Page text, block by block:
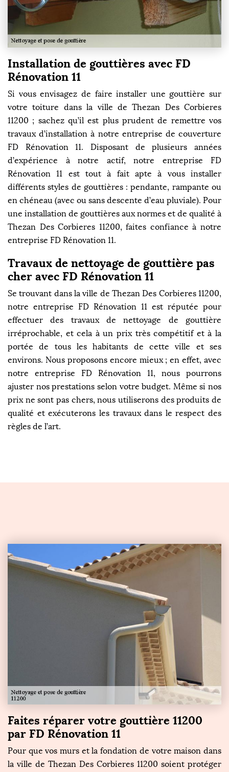
Installation de gouttières avec FD
Rénovation 11
Si vous envisagez de faire installer une gouttière sur
votre toiture dans la ville de Thezan Des Corbieres
11200 ; sachez qu’il est plus prudent de remettre vos
travaux d’installation à notre entreprise de couverture
FD Rénovation 11. Disposant de plusieurs années
d’expérience à notre actif, notre entreprise FD
Rénovation 11 est tout à fait apte à vous installer
différents styles de gouttières : pendante, rampante ou
en chéneau (avec ou sans descente d’eau pluviale). Pour
une installation de gouttières aux normes et de qualité à
Thezan Des Corbieres 11200, faites confiance à notre
entreprise FD Rénovation 11.
Travaux de nettoyage de gouttière pas
cher avec FD Rénovation 11
Se trouvant dans la ville de Thezan Des Corbieres 11200,
notre entreprise FD Rénovation 11 est réputée pour
effectuer des travaux de nettoyage de gouttière
irréprochable, et cela à un prix très compétitif et à la
portée de tous les habitants de cette ville et ses
environs. Nous proposons encore mieux ; en effet, avec
notre entreprise FD Rénovation 11, nous pourrons
ajuster nos prestations selon votre budget. Même si nos
prix ne sont pas chers, nous utiliserons des produits de
qualité et exécuterons les travaux dans le respect des
règles de l’art.
Faites réparer votre gouttière 11200
par FD Rénovation 11
Pour que vos murs et la fondation de votre maison dans
la ville de Thezan Des Corbieres 11200 soient protéger